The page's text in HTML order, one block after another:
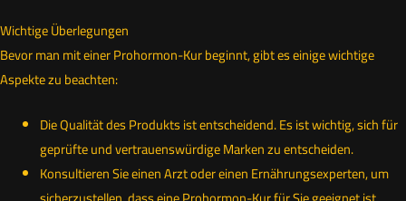
Wichtige Überlegungen
Bevor man mit einer Prohormon-Kur beginnt, gibt es einige wichtige
Aspekte zu beachten:
Die Qualität des Produkts ist entscheidend. Es ist wichtig, sich für
geprüfte und vertrauenswürdige Marken zu entscheiden.
Konsultieren Sie einen Arzt oder einen Ernährungsexperten, um